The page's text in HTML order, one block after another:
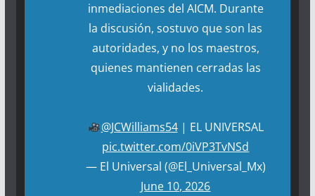
inmediaciones del AICM. Durante
la discusión, sostuvo que son las
autoridades, y no los maestros,
quienes mantienen cerradas las
vialidades.
@JCWilliams54| EL UNIVERSAL
pic.twitter.com/0iVP3TvNSd
— El Universal (@El_Universal_Mx)
June 10, 2026